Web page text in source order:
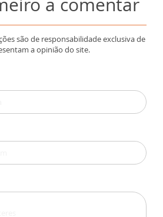
são de responsabilidade exclusiva de
a opinião do site.